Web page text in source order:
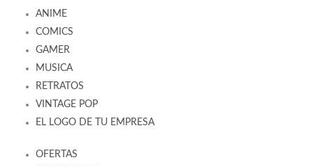
ANIME
COMICS
GAMER
MUSICA
RETRATOS
VINTAGE POP
EL LOGO DE TU EMPRESA
OFERTAS